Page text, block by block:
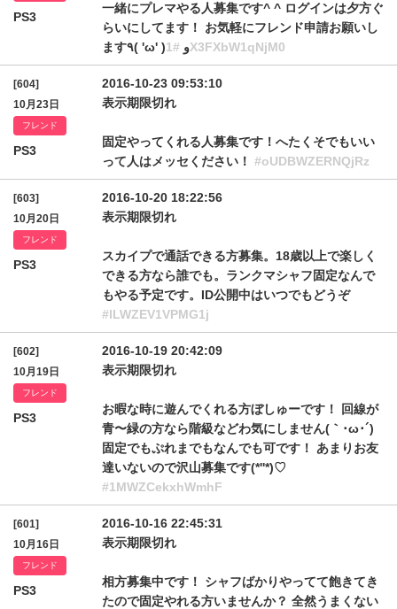
PS3
一緒にプレマやる人募集です^ ^ ログインは夕方ぐ
らいにしてます！ お気軽にフレンド申請お願いし
ます٩( 'ω' )و#1X3FXbW1qNjM0
[604]
10月23日
フレンド
PS3
2016-10-23 09:53:10
表示期限切れ
固定やってくれる人募集です！へたくそでもいい
って人はメッセください！ #oUDBWZERNQjRz
[603]
10月20日
フレンド
PS3
2016-10-20 18:22:56
表示期限切れ
スカイプで通話できる方募集。18歳以上で楽しく
できる方なら誰でも。ランクマシャフ固定なんで
もやる予定です。ID公開中はいつでもどうぞ
#lLWZEV1VPMG1j
[602]
10月19日
フレンド
PS3
2016-10-19 20:42:09
表示期限切れ
お暇な時に遊んでくれる方ぼしゅーです！ 回線が
青〜緑の方なら階級などわ気にしません(｀･ω･´)
固定でもぷれまでもなんでも可です！ あまりお友
達いないので沢山募集です(*''*)♡
#1MWZCekxhWmhF
[601]
10月16日
フレンド
PS3
2016-10-16 22:45:31
表示期限切れ
相方募集中です！ シャフばかりやってて飽きてき
たので固定やれる方いませんか？ 全然うまくない